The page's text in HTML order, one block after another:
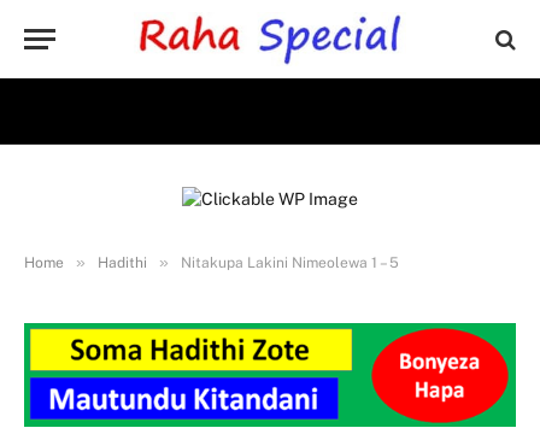
Home » Hadithi » Nitakupa Lakini Nimeolewa 1 – 5